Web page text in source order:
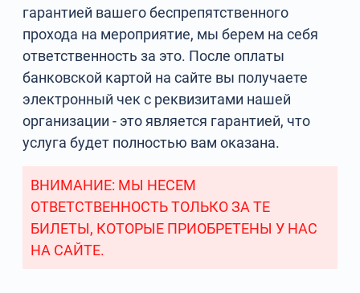
гарантией вашего беспрепятственного
прохода на мероприятие, мы берем на себя
ответственность за это. После оплаты
банковской картой на сайте вы получаете
электронный чек с реквизитами нашей
организации - это является гарантией, что
услуга будет полностью вам оказана.
ВНИМАНИЕ: МЫ НЕСЕМ
ОТВЕТСТВЕННОСТЬ ТОЛЬКО ЗА ТЕ
БИЛЕТЫ, КОТОРЫЕ ПРИОБРЕТЕНЫ У НАС
НА САЙТЕ.